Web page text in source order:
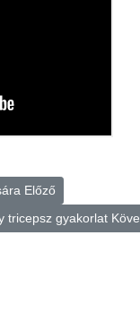
Előző
tricepsz gyakorlat